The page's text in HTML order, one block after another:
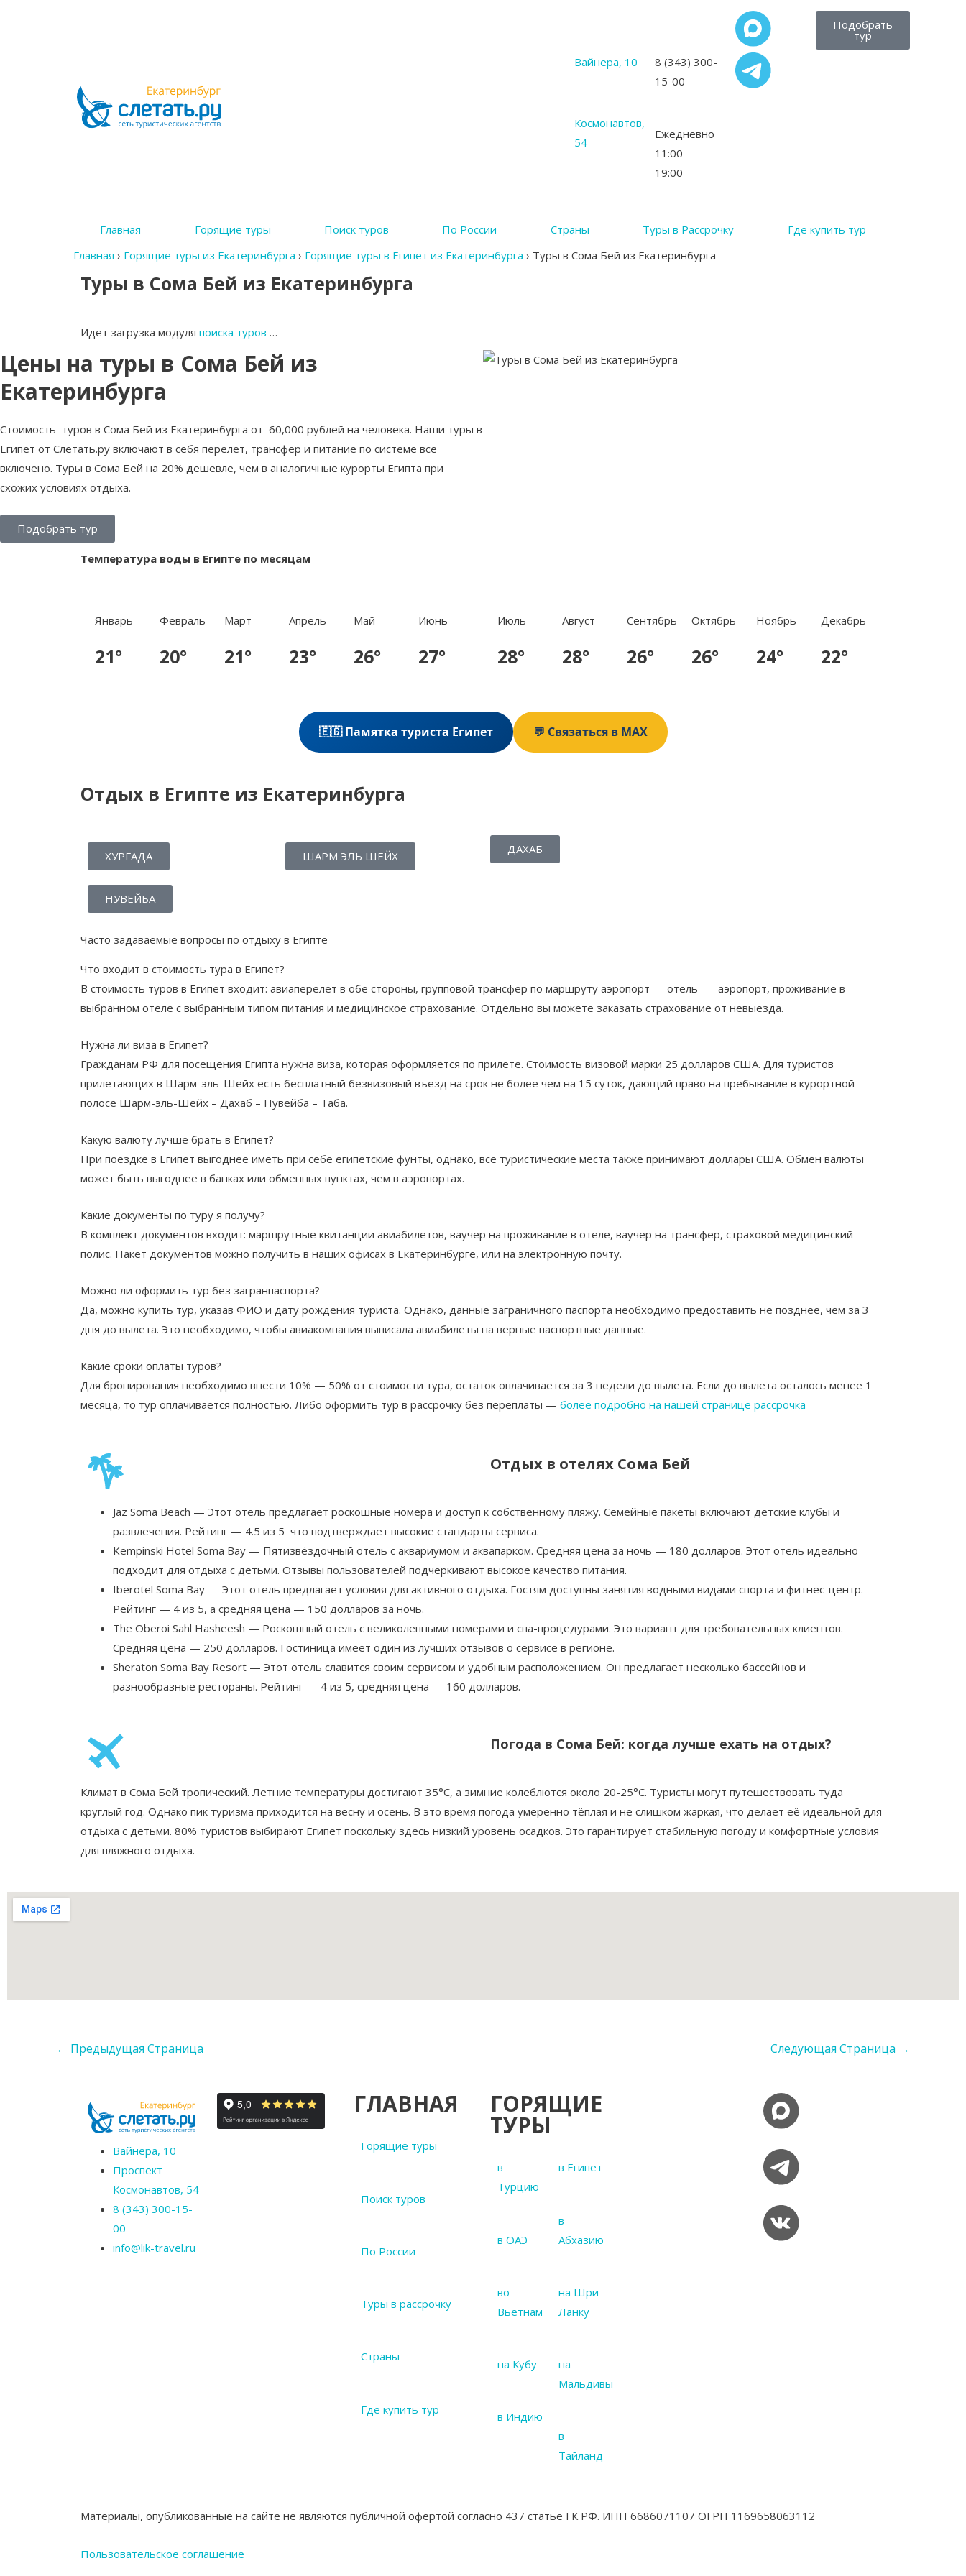
Вайнера, 10
Космонавтов,
54
8 (343) 300-
15-00
Ежедневно
11:00 —
19:00
Подобрать
тур
Главная Горящие туры Поиск туров По России Страны Туры в Рассрочку
Где купить тур
Главная › Горящие туры из Екатеринбурга › Горящие туры в Египет из Екатеринбурга › Туры в Сома Бей из Екатеринбурга
Туры в Сома Бей из Екатеринбурга
Идет загрузка модуля поиска туров …
Цены на туры в Сома Бей из
Екатеринбурга
Стоимость туров в Сома Бей из Екатеринбурга от 60,000 рублей на человека. Наши туры в
Египет от Слетать.ру включают в себя перелёт, трансфер и питание по системе все
включено. Туры в Сома Бей на 20% дешевле, чем в аналогичные курорты Египта при
схожих условиях отдыха.
Подобрать тур
Температура воды в Египте по месяцам
Январь
21°
Февраль
20°
Март
21°
Апрель
23°
Май
26°
Июнь
27°
Июль
28°
Август
28°
Сентябрь
26°
Октябрь
26°
Ноябрь
24°
Декабрь
22°
🇪🇬 Памятка туриста Египет 💬 Связаться в MAX
Отдых в Египте из Екатеринбурга
ХУРГАДА ШАРМ ЭЛЬ ШЕЙХ
НУВЕЙБА
ДАХАБ
Часто задаваемые вопросы по отдыху в Египте
Что входит в стоимость тура в Египет?
В стоимость туров в Египет входит: авиаперелет в обе стороны, групповой трансфер по маршруту аэропорт — отель — аэропорт, проживание в
выбранном отеле с выбранным типом питания и медицинское страхование. Отдельно вы можете заказать страхование от невыезда.
Нужна ли виза в Египет?
Гражданам РФ для посещения Египта нужна виза, которая оформляется по прилете. Стоимость визовой марки 25 долларов США. Для туристов
прилетающих в Шарм-эль-Шейх есть бесплатный безвизовый въезд на срок не более чем на 15 суток, дающий право на пребывание в курортной
полосе Шарм-эль-Шейх – Дахаб – Нувейба – Таба.
Какую валюту лучше брать в Египет?
При поездке в Египет выгоднее иметь при себе египетские фунты, однако, все туристические места также принимают доллары США. Обмен валюты
может быть выгоднее в банках или обменных пунктах, чем в аэропортах.
Какие документы по туру я получу?
В комплект документов входит: маршрутные квитанции авиабилетов, ваучер на проживание в отеле, ваучер на трансфер, страховой медицинский
полис. Пакет документов можно получить в наших офисах в Екатеринбурге, или на электронную почту.
Можно ли оформить тур без загранпаспорта?
Да, можно купить тур, указав ФИО и дату рождения туриста. Однако, данные заграничного паспорта необходимо предоставить не позднее, чем за 3
дня до вылета. Это необходимо, чтобы авиакомпания выписала авиабилеты на верные паспортные данные.
Какие сроки оплаты туров?
Для бронирования необходимо внести 10% — 50% от стоимости тура, остаток оплачивается за 3 недели до вылета. Если до вылета осталось менее 1
месяца, то тур оплачивается полностью. Либо оформить тур в рассрочку без переплаты — более подробно на нашей странице рассрочка
Отдых в отелях Сома Бей
Jaz Soma Beach — Этот отель предлагает роскошные номера и доступ к собственному пляжу. Семейные пакеты включают детские клубы и
развлечения. Рейтинг — 4.5 из 5 что подтверждает высокие стандарты сервиса.
Kempinski Hotel Soma Bay — Пятизвёздочный отель с аквариумом и аквапарком. Средняя цена за ночь — 180 долларов. Этот отель идеально
подходит для отдыха с детьми. Отзывы пользователей подчеркивают высокое качество питания.
Iberotel Soma Bay — Этот отель предлагает условия для активного отдыха. Гостям доступны занятия водными видами спорта и фитнес-центр.
Рейтинг — 4 из 5, а средняя цена — 150 долларов за ночь.
The Oberoi Sahl Hasheesh — Роскошный отель с великолепными номерами и спа-процедурами. Это вариант для требовательных клиентов.
Средняя цена — 250 долларов. Гостиница имеет один из лучших отзывов о сервисе в регионе.
Sheraton Soma Bay Resort — Этот отель славится своим сервисом и удобным расположением. Он предлагает несколько бассейнов и
разнообразные рестораны. Рейтинг — 4 из 5, средняя цена — 160 долларов.
Погода в Сома Бей: когда лучше ехать на отдых?
Климат в Сома Бей тропический. Летние температуры достигают 35°C, а зимние колеблются около 20-25°C. Туристы могут путешествовать туда
круглый год. Однако пик туризма приходится на весну и осень. В это время погода умеренно тёплая и не слишком жаркая, что делает её идеальной для
отдыха с детьми. 80% туристов выбирают Египет поскольку здесь низкий уровень осадков. Это гарантирует стабильную погоду и комфортные условия
для пляжного отдыха.
← Предыдущая Страница Следующая Страница →
Вайнера, 10
Проспект
Космонавтов, 54
8 (343) 300-15-
00
info@lik-travel.ru
ГЛАВНАЯ
Горящие туры
Поиск туров
По России
Туры в рассрочку
Страны
Где купить тур
ГОРЯЩИЕ
ТУРЫ
в
Турцию
в ОАЭ
во
Вьетнам
на Кубу
в Индию
в Египет
в
Абхазию
на Шри-
Ланку
на
Мальдивы
в
Тайланд
Материалы, опубликованные на сайте не являются публичной офертой согласно 437 статье ГК РФ. ИНН 6686071107 ОГРН 1169658063112
Пользовательское соглашение